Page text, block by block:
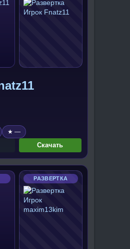
★ —
Скачать
РАЗВЕРТКА